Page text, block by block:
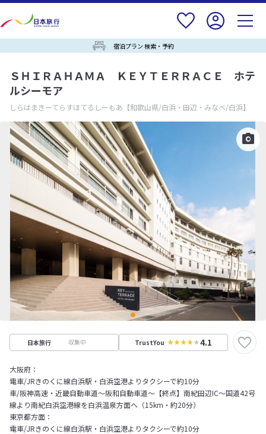
宿泊プラン 検索・予約
ＳＨＩＲＡＨＡＭＡ ＫＥＹＴＥＲＲＡＣＥ ホテ
ルシーモア
しらはまきーてらすほてるしーもあ 【和歌山県/白浜・田辺・みなべ/白浜】
日本旅行 収集中 TrustYou 4.1
大阪府：
電車/JRきのくに線白浜駅・白浜空港よりタクシーで約10分
車/阪神高速・近畿自動車道～阪和自動車道～【終点】南紀田辺IC～国道42号
線より南紀白浜空港線を白浜温泉方面へ（15km・約20分）
東京都方面：
電車/JRきのくに線白浜駅・白浜空港よりタクシーで約10分